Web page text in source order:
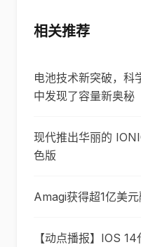
相关推荐
电池技术新突破，科
中发现了容量新奥秘
现代推出华丽的
色版
Amagi获得超1亿美
【动点播报】IOS